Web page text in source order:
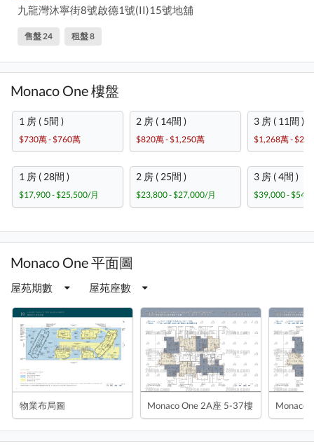
九龍灣沐寧街8號啟德1號(II)15號地舖
售盤 24 租盤 8
Monaco One 樓盤
1 房 ( 5間 )
$730萬 - $760萬
2 房 ( 14間 )
$820萬 - $1,250萬
3 房 ( 11間 )
$1,268萬 -
1 房 ( 28間 )
$17,900 - $25,500/月
2 房 ( 25間 )
$23,800 - $27,000/月
3 房 ( 4間 )
$39,000 -
Monaco One 平面圖
屋苑期數 屋苑座數
物業布局圖 Monaco One 2A座 5-37樓 Monaco